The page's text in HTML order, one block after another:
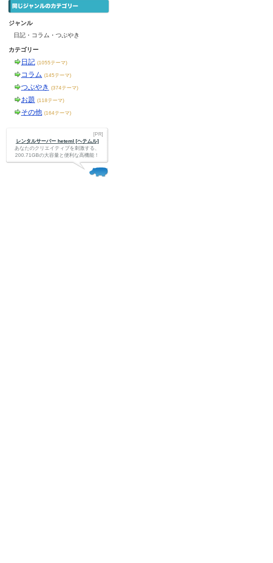
ジャンル
日記・コラム・つぶやき
カテゴリー
日記 (1055テーマ)
コラム (145テーマ)
つぶやき (374テーマ)
お題 (118テーマ)
その他 (164テーマ)
[PR]
レンタルサーバー heteml [ヘテムル]
あなたのクリエイティブを刺激する、
200.71GBの大容量と便利な高機能！